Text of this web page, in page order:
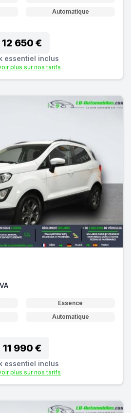
Automatique
12 650 €
essentiel inclus
plus sur nos tarifs
Essence
Automatique
11 990 €
essentiel inclus
plus sur nos tarifs